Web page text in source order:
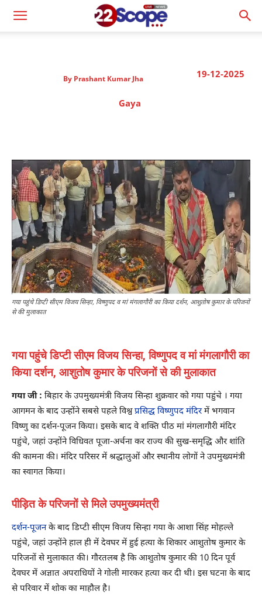
19-12-2025
By Prashant Kumar Jha
Gaya
गया पहुंचे डिप्टी सीएम विजय सिन्हा, विष्णुपद व मां मंगलागौरी का किया दर्शन, आशुतोष कुमार के परिजनों
से की मुलाकात
गया पहुंचे डिप्टी सीएम विजय सिन्हा, विष्णुपद व मां मंगलागौरी का
किया दर्शन, आशुतोष कुमार के परिजनों से की मुलाकात
गया जी : बिहार के उपमुख्यमंत्री विजय सिन्हा शुक्रवार को गया पहुंचे । गया
आगमन के बाद उन्होंने सबसे पहले विश्वप्रसिद्ध विष्णुपद मंदिरमें भगवान
विष्णु का दर्शन-पूजन किया। इसके बाद वे शक्ति पीठ मां मंगलागौरी मंदिर
पहुंचे, जहां उन्होंने विधिवत पूजा-अर्चना कर राज्य की सुख-समृद्धि और शांति
की कामना की। मंदिर परिसर में श्रद्धालुओं और स्थानीय लोगों ने उपमुख्यमंत्री
का स्वागत किया।
पीड़ित के परिजनों से मिले उपमुख्यमंत्री
दर्शन-पूजनके बाद डिप्टी सीएम विजय सिन्हा गया के आशा सिंह मोहल्ले
पहुंचे, जहां उन्होंने हाल ही में देवघर में हुई हत्या के शिकार आशुतोष कुमार के
परिजनों से मुलाकात की। गौरतलब है कि आशुतोष कुमार की 10 दिन पूर्व
देवघर में अज्ञात अपराधियों ने गोली मारकर हत्या कर दी थी। इस घटना के बाद
से परिवार में शोक का माहौल है।